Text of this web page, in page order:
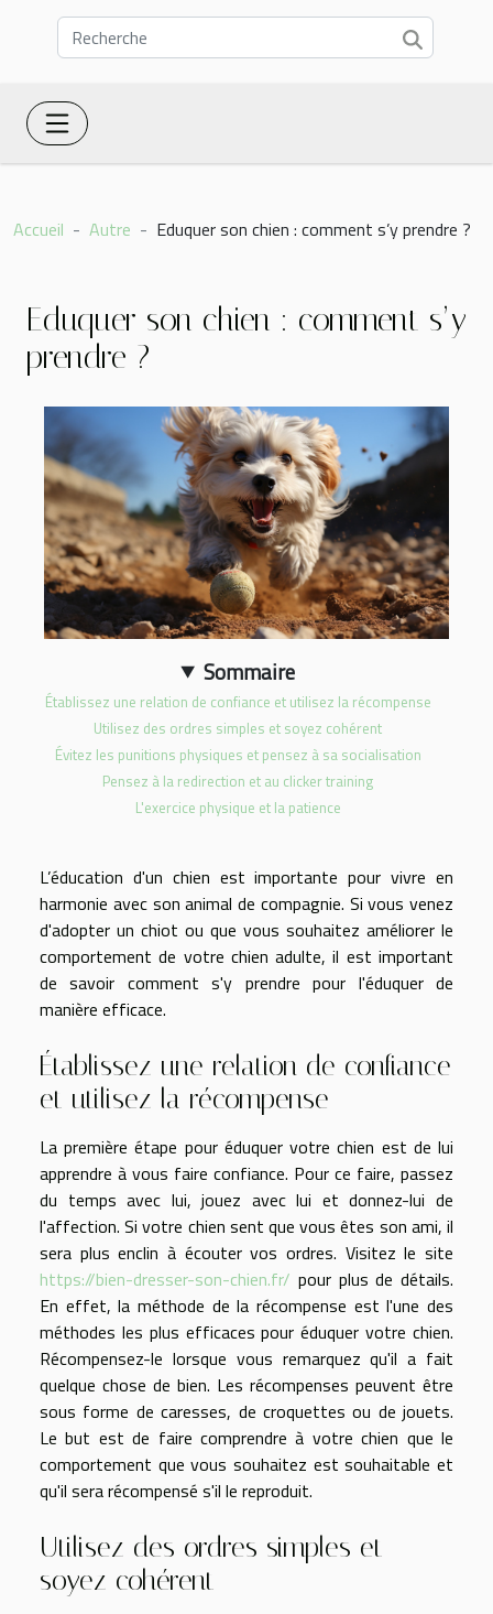
Accueil Autre Eduquer son chien : comment s’y prendre ?
Eduquer son chien : comment s’y
prendre ?
Sommaire
Établissez une relation de confiance et utilisez la récompense
Utilisez des ordres simples et soyez cohérent
Évitez les punitions physiques et pensez à sa socialisation
Pensez à la redirection et au clicker training
L'exercice physique et la patience
L’éducation d'un chien est importante pour vivre en
harmonie avec son animal de compagnie. Si vous venez
d'adopter un chiot ou que vous souhaitez améliorer le
comportement de votre chien adulte, il est important
de savoir comment s'y prendre pour l'éduquer de
manière efficace.
Établissez une relation de confiance
et utilisez la récompense
La première étape pour éduquer votre chien est de lui
apprendre à vous faire confiance. Pour ce faire, passez
du temps avec lui, jouez avec lui et donnez-lui de
l'affection. Si votre chien sent que vous êtes son ami, il
sera plus enclin à écouter vos ordres. Visitez le site
https://bien-dresser-son-chien.fr/ pour plus de détails.
En effet, la méthode de la récompense est l'une des
méthodes les plus efficaces pour éduquer votre chien.
Récompensez-le lorsque vous remarquez qu'il a fait
quelque chose de bien. Les récompenses peuvent être
sous forme de caresses, de croquettes ou de jouets.
Le but est de faire comprendre à votre chien que le
comportement que vous souhaitez est souhaitable et
qu'il sera récompensé s'il le reproduit.
Utilisez des ordres simples et
soyez cohérent